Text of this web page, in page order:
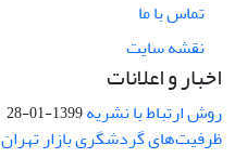
تماس با ما
نقشه سایت
اخبار و اعلانات
روش ارتباط با نشریه1399-01-28
ظرفیت‌های گردشگری بازار تهران